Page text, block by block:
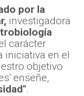
por la
investigadora
carácter
iniciativa en el
objetivo
enseñe,
.